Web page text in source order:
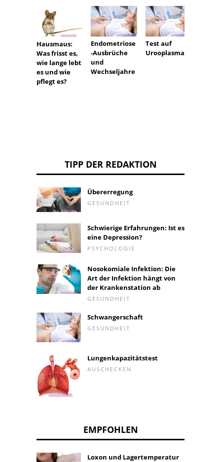
Hausmaus:
Was frisst es,
wie lange lebt
es und wie
pflegt es?
Endometriose
-Ausbrüche
und
Wechseljahre
Test auf
Urooplasma
TIPP DER REDAKTION
Übererregung
GESUNDHEIT
Schwierige Erfahrungen: Ist es
eine Depression?
PSYCHOLOGIE
Nosokomiale Infektion: Die
Art der Infektion hängt von
der Krankenstation ab
GESUNDHEIT
Schwangerschaft
GESUNDHEIT
Lungenkapazitätstest
AUSCHECKEN
EMPFOHLEN
Loxon und Lagertemperatur